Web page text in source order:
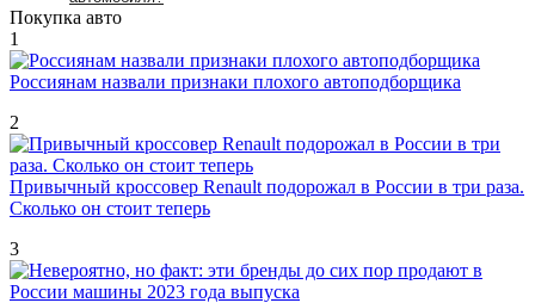
Покупка авто
1
Россиянам назвали признаки плохого автоподборщика
2
Привычный кроссовер Renault подорожал в России в три раза.
Сколько он стоит теперь
3